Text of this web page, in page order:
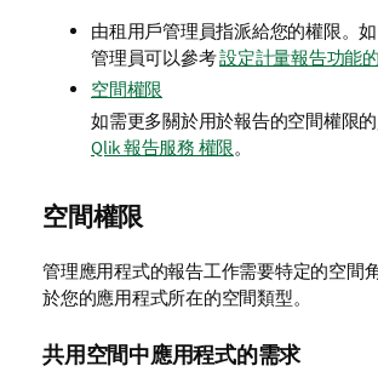
由租用戶管理員指派給您的權限。
管理員可以參考設定計量報告功能
空間權限
如需更多關於用於報告的空間權限
Qlik 報告服務 權限。
空間權限
管理應用程式的報告工作需要特定的空間
於您的應用程式所在的空間類型。
共用空間中應用程式的需求